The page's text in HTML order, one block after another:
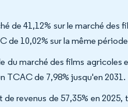
de 41,12% sur le marché des
de 10,02% sur la même
du marché des films agricoles
TCAC de 7,98% jusqu'en 2031.
revenus de 57,35% en 2025,